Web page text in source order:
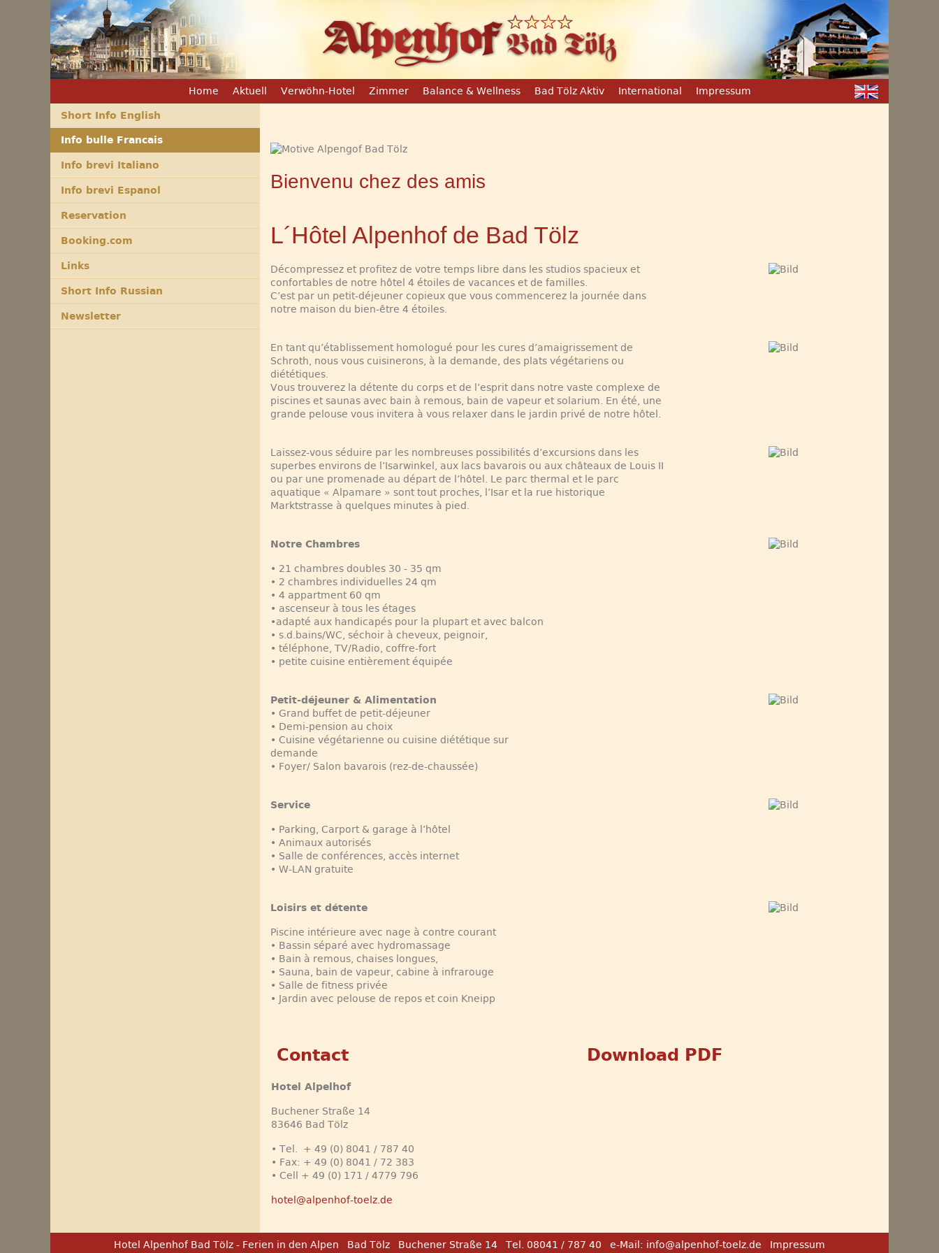
Home Aktuell Verwöhn-Hotel Zimmer Balance & Wellness Bad Tölz Aktiv International Impressum
Short Info English
Info bulle Francais
Info brevi Italiano
Info brevi Espanol
Reservation
Booking.com
Links
Short Info Russian
Newsletter
Bienvenu chez des amis
L´Hôtel Alpenhof de Bad Tölz
Décompressez et profitez de votre temps libre dans les studios spacieux et
confortables de notre hôtel 4 étoiles de vacances et de familles.
C’est par un petit-déjeuner copieux que vous commencerez la journée dans
notre maison du bien-être 4 étoiles.
En tant qu’établissement homologué pour les cures d’amaigrissement de
Schroth, nous vous cuisinerons, à la demande, des plats végétariens ou
diététiques.
Vous trouverez la détente du corps et de l’esprit dans notre vaste complexe de
piscines et saunas avec bain à remous, bain de vapeur et solarium. En été, une
grande pelouse vous invitera à vous relaxer dans le jardin privé de notre hôtel.
Laissez-vous séduire par les nombreuses possibilités d’excursions dans les
superbes environs de l’Isarwinkel, aux lacs bavarois ou aux châteaux de Louis II
ou par une promenade au départ de l’hôtel. Le parc thermal et le parc
aquatique « Alpamare » sont tout proches, l’Isar et la rue historique
Marktstrasse à quelques minutes à pied.
Notre Chambres
• 21 chambres doubles 30 - 35 qm
• 2 chambres individuelles 24 qm
• 4 appartment 60 qm
• ascenseur à tous les étages
•adapté aux handicapés pour la plupart et avec balcon
• s.d.bains/WC, séchoir à cheveux, peignoir,
• téléphone, TV/Radio, coffre-fort
• petite cuisine entièrement équipée
Petit-déjeuner & Alimentation
• Grand buffet de petit-déjeuner
• Demi-pension au choix
• Cuisine végétarienne ou cuisine diététique sur
demande
• Foyer/ Salon bavarois (rez-de-chaussée)
Service
• Parking, Carport & garage à l’hôtel
• Animaux autorisés
• Salle de conférences, accès internet
• W-LAN gratuite
Loisirs et détente
Piscine intérieure avec nage à contre courant
• Bassin séparé avec hydromassage
• Bain à remous, chaises longues,
• Sauna, bain de vapeur, cabine à infrarouge
• Salle de fitness privée
• Jardin avec pelouse de repos et coin Kneipp
Contact Download PDF
Hotel Alpelhof
Buchener Straße 14
83646 Bad Tölz
• Tel. + 49 (0) 8041 / 787 40
• Fax: + 49 (0) 8041 / 72 383
• Cell + 49 (0) 171 / 4779 796
hotel@alpenhof-toelz.de
Hotel Alpenhof Bad Tölz - Ferien in den Alpen Bad Tölz Buchener Straße 14 Tel. 08041 / 787 40 e-Mail: info@alpenhof-toelz.de Impressum